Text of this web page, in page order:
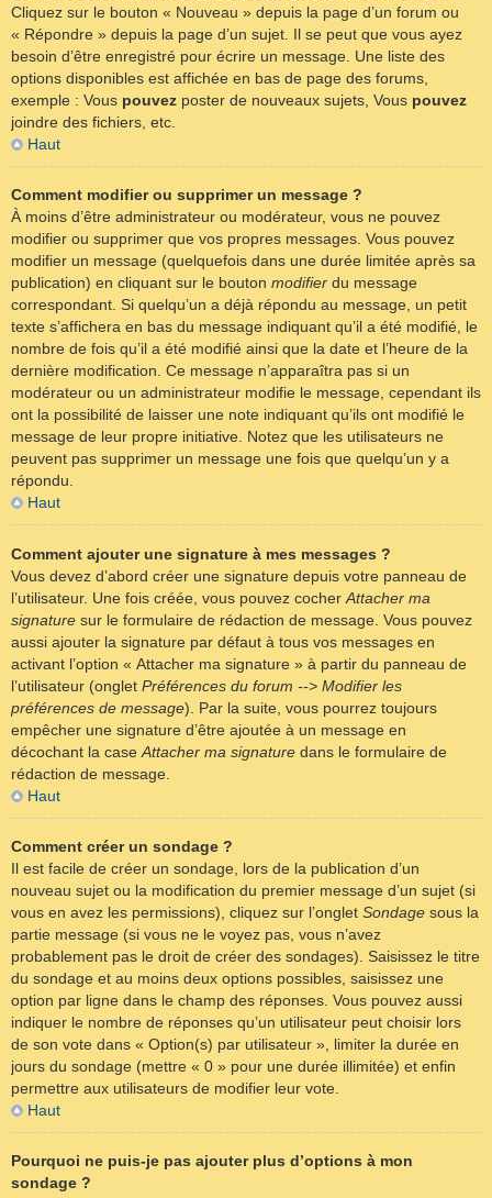
Cliquez sur le bouton « Nouveau » depuis la page d’un forum ou
« Répondre » depuis la page d’un sujet. Il se peut que vous ayez
besoin d’être enregistré pour écrire un message. Une liste des
options disponibles est affichée en bas de page des forums,
exemple : Vous pouvez poster de nouveaux sujets, Vous pouvez
joindre des fichiers, etc.
Haut
Comment modifier ou supprimer un message ?
À moins d’être administrateur ou modérateur, vous ne pouvez
modifier ou supprimer que vos propres messages. Vous pouvez
modifier un message (quelquefois dans une durée limitée après sa
publication) en cliquant sur le bouton modifier du message
correspondant. Si quelqu’un a déjà répondu au message, un petit
texte s’affichera en bas du message indiquant qu’il a été modifié, le
nombre de fois qu’il a été modifié ainsi que la date et l’heure de la
dernière modification. Ce message n’apparaîtra pas si un
modérateur ou un administrateur modifie le message, cependant ils
ont la possibilité de laisser une note indiquant qu’ils ont modifié le
message de leur propre initiative. Notez que les utilisateurs ne
peuvent pas supprimer un message une fois que quelqu’un y a
répondu.
Haut
Comment ajouter une signature à mes messages ?
Vous devez d’abord créer une signature depuis votre panneau de
l’utilisateur. Une fois créée, vous pouvez cocher Attacher ma
signature sur le formulaire de rédaction de message. Vous pouvez
aussi ajouter la signature par défaut à tous vos messages en
activant l’option « Attacher ma signature » à partir du panneau de
l’utilisateur (onglet Préférences du forum --> Modifier les
préférences de message). Par la suite, vous pourrez toujours
empêcher une signature d’être ajoutée à un message en
décochant la case Attacher ma signature dans le formulaire de
rédaction de message.
Haut
Comment créer un sondage ?
Il est facile de créer un sondage, lors de la publication d’un
nouveau sujet ou la modification du premier message d’un sujet (si
vous en avez les permissions), cliquez sur l’onglet Sondage sous la
partie message (si vous ne le voyez pas, vous n’avez
probablement pas le droit de créer des sondages). Saisissez le titre
du sondage et au moins deux options possibles, saisissez une
option par ligne dans le champ des réponses. Vous pouvez aussi
indiquer le nombre de réponses qu’un utilisateur peut choisir lors
de son vote dans « Option(s) par utilisateur », limiter la durée en
jours du sondage (mettre « 0 » pour une durée illimitée) et enfin
permettre aux utilisateurs de modifier leur vote.
Haut
Pourquoi ne puis-je pas ajouter plus d’options à mon
sondage ?